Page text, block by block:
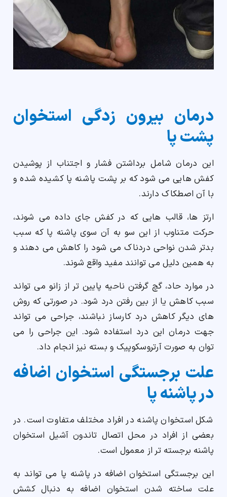
درمان بیرون زدگی استخوان
پشت پا
این درمان شامل برداشتن فشار و اجتناب از پوشیدن
کفش هایی می شود که بر پشت پاشنه پا کشیده شده و
با آن اصطکاک دارند.
ارتز ها، قالب هایی که در کفش جای داده می شوند،
حرکت متناوب از این سو به آن سوی پاشنه پا که سبب
بدتر شدن نواحی دردناک می شود را کاهش می دهند و
به همین دلیل می توانند مفید واقع شوند.
در موارد حاد، گچ گرفتن ناحیه پایین تر از زانو می تواند
سبب کاهش یا از بین رفتن درد شود. در صورتی که روش
های دیگر کاهش درد کارساز نباشند، جراحی می تواند
جهت درمان این درد استفاده شود. این جراحی را می
توان به صورت آرتروسکوپیک و بسته نیز انجام داد.
علت برجستگی استخوان اضافه
در پاشنه پا
شکل استخوان پاشنه در افراد مختلف متفاوت است. در
بعضی از افراد در محل اتصال تاندون آشیل استخوان
پاشنه برجسته تر از معمول است.
این برجستگی استخوان اضافه در پاشنه پا می تواند به
علت ساخته شدن استخوان اضافه به دنبال کشش